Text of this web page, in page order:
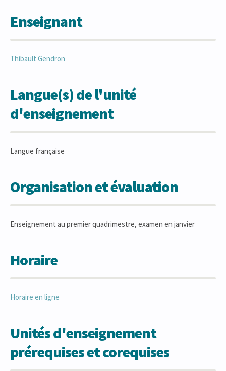
Enseignant
Thibault Gendron
Langue(s) de l'unité
d'enseignement
Langue française
Organisation et évaluation
Enseignement au premier quadrimestre, examen en janvier
Horaire
Horaire en ligne
Unités d'enseignement
prérequises et corequises